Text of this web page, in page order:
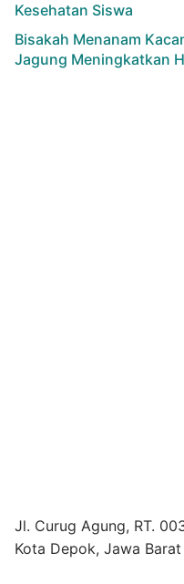
Kesehatan Siswa
Bisakah Menanam
Jagung Meningkatkan
Jl. Curug Agung, RT.
Kota Depok, Jawa Barat